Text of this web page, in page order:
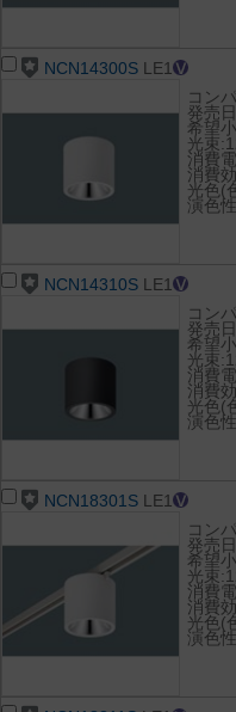
NCN14300S LE1
コン
発売
希望
光束
消費
消費
光色(
演色
NCN14310S LE1
コン
発売
希望
光束
消費
消費
光色(
演色
NCN18301S LE1
コン
発売
希望
光束
消費
消費
光色(
演色